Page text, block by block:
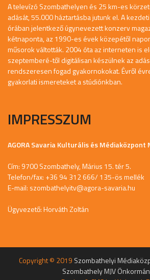
A televízó Szombathelyen és 25 km-es
adását, 55.000 háztartásba jutunk el. A
órában jelentkező úgynevezett konzerv
kétnaponta, az 1990-es évek közepétől
műsorok váltották. 2004 óta az interneten is
szeptemberé-től digitálisan készülnek az
rendszeresen fogad gyakornokokat. Évről
gyakorlati ismereteket a stúdiónkban.
IMPRESSZUM
AGORA Savaria Kulturális és
Cím: 9700 Szombathely, Márius 15. tér 5.
Telefon/fax: +36 94 312 666/ 135-ös mellék
E-mail: szombathelyitv@agora-savaria.hu
Ügyvezető: Horváth Zoltán
Copyright © 2019 Szombathelyi
Szombathely MJV